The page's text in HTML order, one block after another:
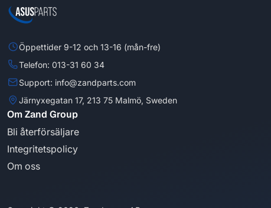
Öppettider 9-12 och 13-16 (mån-fre)
Telefon: 013-31 60 34
Support: info@zandparts.com
Järnyxegatan 17, 213 75 Malmö, Sweden
Om Zand Group
Bli återförsäljare
Integritetspolicy
Om oss